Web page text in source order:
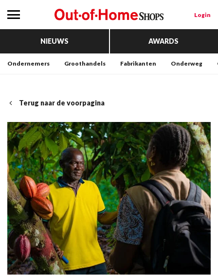
Login
NIEUWS AWARDS
Ondernemers Groothandels Fabrikanten Onderweg
Terug naar de voorpagina